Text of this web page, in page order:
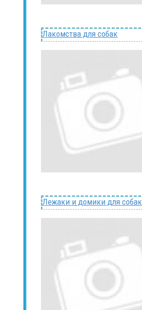
Лакомства для собак
Лежаки и домики для собак